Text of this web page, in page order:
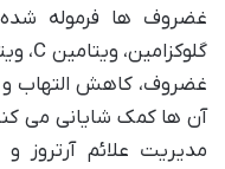
غضروف ها فرموله
غضروف، کاهش التهاب و
آن ها کمک شایانی می
مدیریت علائم